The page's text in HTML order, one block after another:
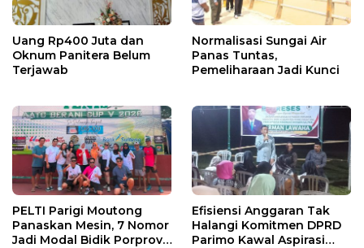
Uang Rp400 Juta dan
Oknum Panitera Belum
Terjawab
Normalisasi Sungai Air
Panas Tuntas,
Pemeliharaan Jadi Kunci
PELTI Parigi Moutong
Panaskan Mesin, 7 Nomor
Jadi Modal Bidik Porprov
Efisiensi Anggaran Tak
Halangi Komitmen DPRD
Parimo Kawal Aspirasi